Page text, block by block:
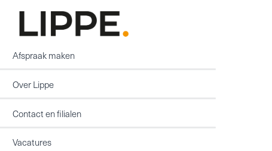
Afspraak maken
Over Lippe
Contact en filialen
Vacatures